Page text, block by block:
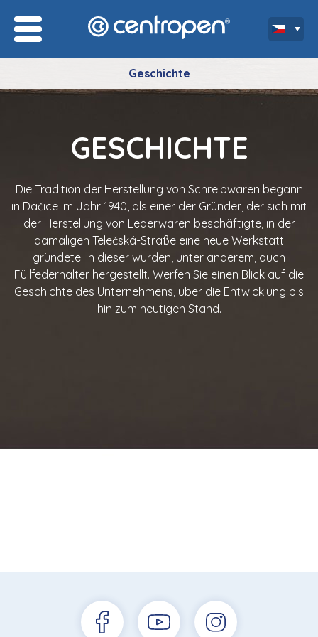
Geschichte
GESCHICHTE
Die Tradition der Herstellung von Schreibwaren begann
in Dačice im Jahr 1940, als einer der Gründer, der sich mit
der Herstellung von Lederwaren beschäftigte, in der
damaligen Telečská-Straße eine neue Werkstatt
gründete. In dieser wurden, unter anderem, auch
Füllfederhalter hergestellt. Werfen Sie einen Blick auf die
Geschichte des Unternehmens, über die Entwicklung bis
hin zum heutigen Stand.